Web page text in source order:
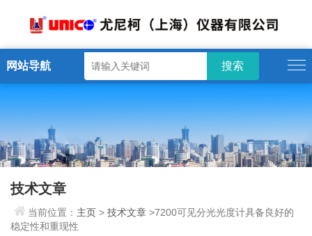
网站导航
技术文章
当前位置： 主页 >技术文章 >7200可见分光光度计具备良好的
稳定性和重现性